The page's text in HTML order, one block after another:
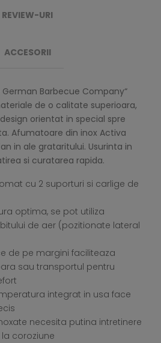
REVIEW-URI
ACCESORII
Barbecue Company“
de o calitate superioara,
orientat in special spre
Afumatoare din inox Activa
in ale grataritului. Usurinta in
si curatarea rapida.
cu 2 suporturi si carlige de
optima, se pot utiliza
de aer (pozitionate lateral
de pe margini faciliteaza
sau transportul pentru
integrat in usa face
necesita putina intretinere
coroziune